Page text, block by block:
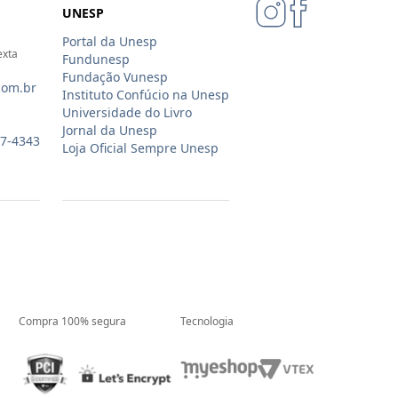
4343
UNESP
Portal da Unesp
Fundunesp
Fundação Vunesp
Instituto Confúcio na Unesp
Universidade do Livro
Jornal da Unesp
Loja Oficial Sempre Unesp
Compra 100% segura Tecnologia